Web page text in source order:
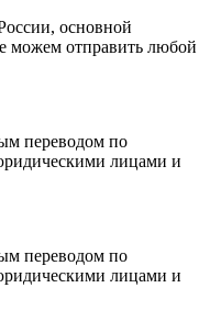
основной
можем отправить любой
переводом по
лицами и
переводом по
лицами и